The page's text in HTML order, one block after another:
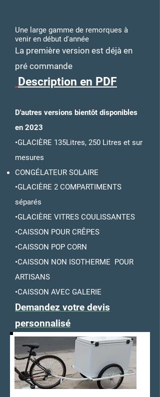
Une large gamme de remorques à
venir en début d'année
La première version est déjà en
pré commande
Description en PDF
D'autres versions bientôt disponibles
en 2023
•GLACIÈRE 135Litres, 250 Litres et sur
mesures
CONGÉLATEUR SOLAIRE
•GLACIÈRE 2 COMPARTIMENTS
séparés
•GLACIÈRE VITRES COULISSANTES
•CAISSON POUR CRÊPES
•CAISSON POP CORN
•CAISSON NON ISOTHERME POUR
ARTISANS
•CAISSON AVEC GALERIE
Demandez votre devis
personnalisé